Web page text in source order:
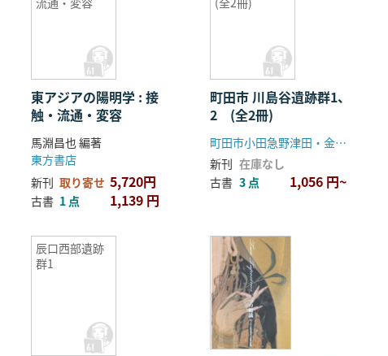
東アジアの陽明学 : 接
触・流通・変容
馬淵昌也 編著
東方書店
新刊 取り寄せ 5,720円
古書 1 点 1,139 円
町田市 川島谷遺跡群1、
2 (全2冊)
町田市小田急野津田・金井団地内遺跡調査会
新刊 在庫なし
古書 3 点 1,056 円~
辰口西部遺跡
群1